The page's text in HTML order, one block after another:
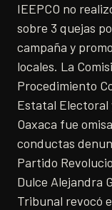
IEEPCO no
sobre 3 quejas
campaña y
locales. La
Procedimiento
Estatal Electoral
Oaxaca fue
conductas
Partido
Dulce Alejandra
Tribunal revocó